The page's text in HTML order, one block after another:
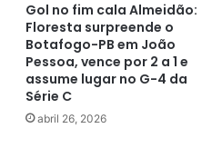
Gol no fim cala Almeidão:
Floresta surpreende o
Botafogo-PB em João
Pessoa, vence por 2 a 1 e
assume lugar no G-4 da
Série C
abril 26, 2026